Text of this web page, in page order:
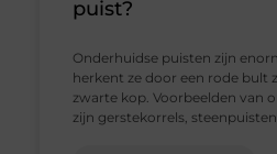
puist?
Onderhuidse puisten zijn
herkent ze door een rode bult
zwarte kop. Voorbeelden van
zijn gerstekorrels, steenpuisten,